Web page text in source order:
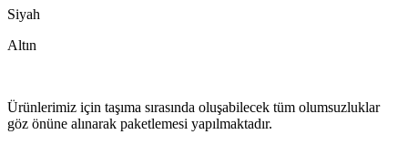
Siyah
Altın
Ürünlerimiz için taşıma sırasında oluşabilecek tüm olumsuzluklar
göz önüne alınarak paketlemesi yapılmaktadır.